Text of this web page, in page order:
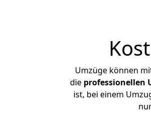
Umzüge können
die professionellen
ist, bei einem